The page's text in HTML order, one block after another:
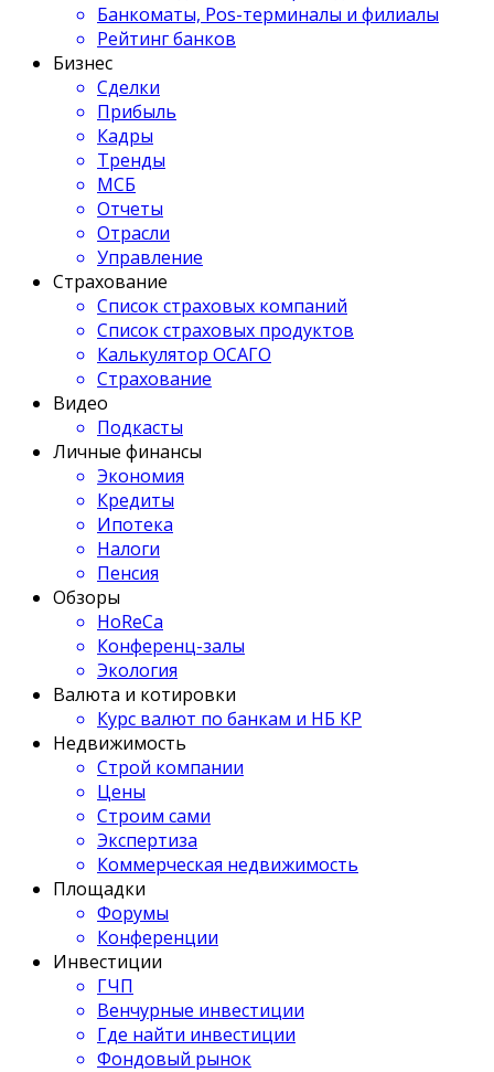
Банкоматы, Pos-терминалы и филиалы
Рейтинг банков
Бизнес
Сделки
Прибыль
Кадры
Тренды
МСБ
Отчеты
Отрасли
Управление
Страхование
Список страховых компаний
Список страховых продуктов
Калькулятор ОСАГО
Страхование
Видео
Подкасты
Личные финансы
Экономия
Кредиты
Ипотека
Налоги
Пенсия
Обзоры
HoReCa
Конференц-залы
Экология
Валюта и котировки
Курс валют по банкам и НБ КР
Недвижимость
Строй компании
Цены
Строим сами
Экспертиза
Коммерческая недвижимость
Площадки
Форумы
Конференции
Инвестиции
ГЧП
Венчурные инвестиции
Где найти инвестиции
Фондовый рынок